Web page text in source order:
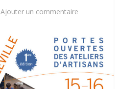
Ajouter un commentaire